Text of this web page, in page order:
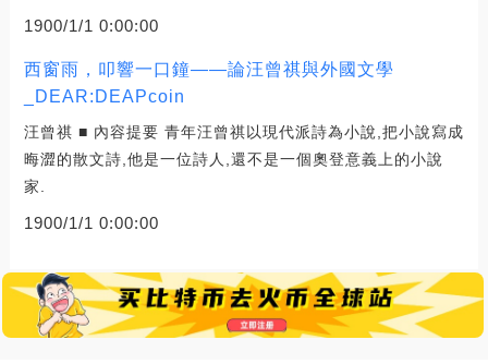
1900/1/1 0:00:00
西窗雨，叩響一口鐘——論汪曾祺與外國文學
_DEAR:DEAPcoin
汪曾祺 ■ 內容提要 青年汪曾祺以現代派詩為小說,把小說寫成
晦澀的散文詩,他是一位詩人,還不是一個奧登意義上的小說
家.
1900/1/1 0:00:00